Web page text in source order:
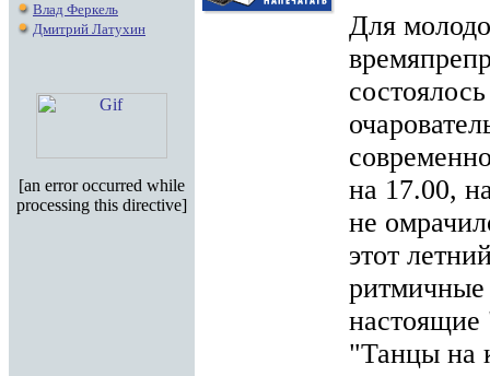
Влад Феркель
Дмитрий Латухин
[an error occurred while
processing this directive]
Для
на 17.00,
не
этот
ритмичные
настоящие
"Танцы на